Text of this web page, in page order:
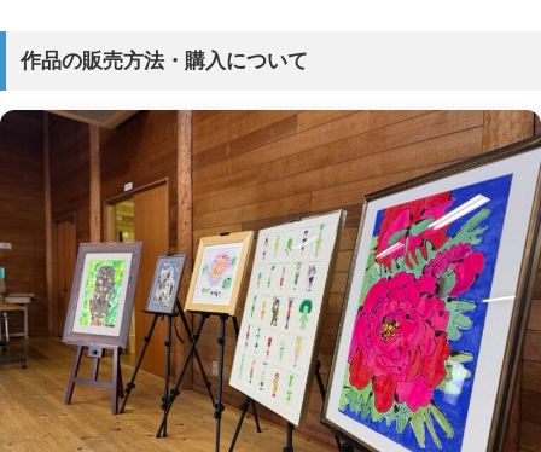
作品の販売方法・購入について